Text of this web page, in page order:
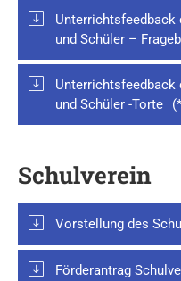
Unterrichtsfeedback
und Schüler –
Unterrichtsfeedback
und Schüler -Torte
Schulverein
Vorstellung des
Förderantrag